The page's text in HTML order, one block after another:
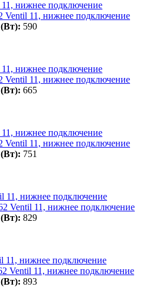
Ventil 11, нижнее подключение
590
Ventil 11, нижнее подключение
665
Ventil 11, нижнее подключение
751
Ventil 11, нижнее подключение
829
Ventil 11, нижнее подключение
893